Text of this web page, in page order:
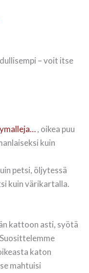
– voit itse
, oikea puu
kuin
petsi, öljytessä
kuin värikartalla.
kattoon asti, syötä
katon
mahtuisi